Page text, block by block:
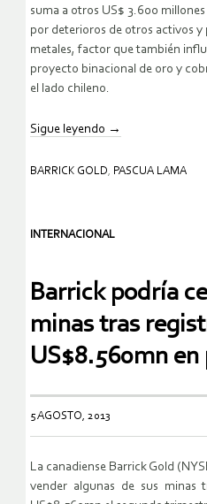
suma a otros US$ 3.600
por deterioros de otros activos y
metales, factor que también
proyecto binacional de oro y
el lado chileno.
Sigue leyendo →
BARRICK GOLD, PASCUA LAMA
INTERNACIONAL
Barrick podría
minas tras
US$8.560mn
5 AGOSTO, 2013
La canadiense Barrick Gold
vender algunas de sus minas